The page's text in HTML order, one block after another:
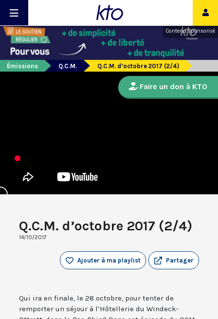
Contenu sponsorisé
Émissions Q.C.M. Q.C.M. d’octobre 2017 (2/4)
Q.C.M. d’octobre 2017 (2/4)
14/10/2017
Partager
Ajouter à ma playlist
Qui ira en finale, le 28 octobre, pour tenter de
remporter un séjour à l’Hôtellerie du Windeck-
Faire un don à KTO